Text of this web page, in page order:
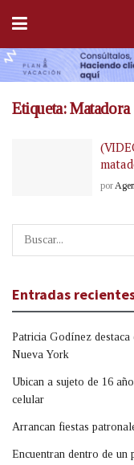
Etiqueta:Matadora
por
Entradas
Patricia Godínez
Nueva York
Ubican a sujeto de 16
celular
Arrancan fiestas
Encuentran dentro de un